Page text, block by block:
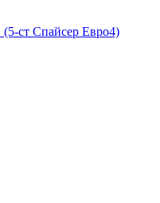
ст Спайсер Евро4)